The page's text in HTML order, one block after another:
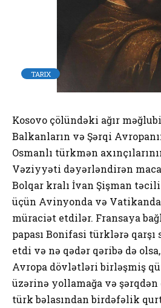
TARIX
Kosovo çölündəki ağır
Balkanların və Şərqi
Osmanlı türkmən
Vəziyyəti dəyərləndirən
Bolqar kralı İvan Şişman
üçün Avinyonda və
müraciət etdilər. Fransaya
papası Bonifasi türklərə
etdi və nə qədər qəribə də
Avropa dövlətləri birləşmiş
üzərinə yollamağa və
türk bəlasından birdəfəlik